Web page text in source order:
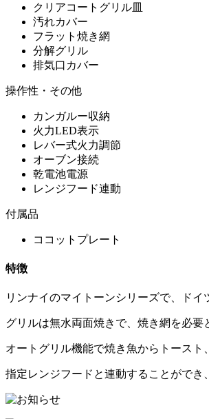
クリアコートグリル皿
汚れカバー
フラット焼き網
分解グリル
排気口カバー
操作性・その他
カンガルー収納
火力LED表示
レバー式火力調節
オーブン接続
乾電池電源
レンジフード連動
付属品
ココットプレート
特徴
リンナイのマイトーンシリーズで、ド
グリルは無水両面焼きで、焼き網を必要
オートグリル機能で焼き魚からトースト
指定レンジフードと連動することができ